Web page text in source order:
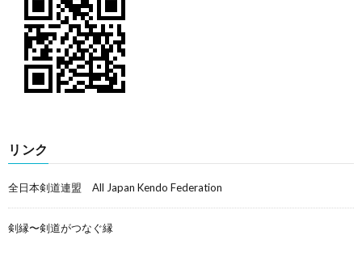
リンク
全日本剣道連盟 All Japan Kendo Federation
剣縁〜剣道がつなぐ縁